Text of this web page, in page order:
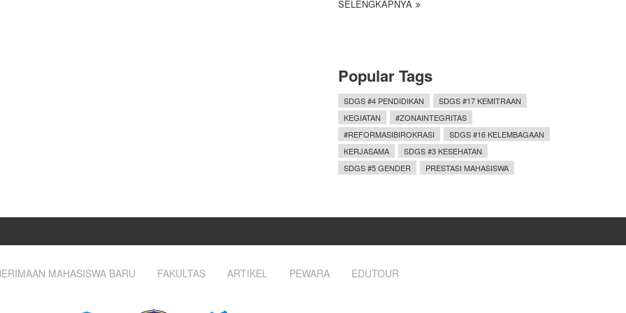
SELENGKAPNYA
Popular Tags
SDGS #4 PENDIDIKAN
SDGS #17 KEMITRAAN
KEGIATAN
#ZONAINTEGRITAS
#REFORMASIBIROKRASI
SDGS #16 KELEMBAGAAN
KERJASAMA
SDGS #3 KESEHATAN
SDGS #5 GENDER
PRESTASI MAHASISWA
MAHASISWA BARU FAKULTAS ARTIKEL PEWARA EDUTOUR